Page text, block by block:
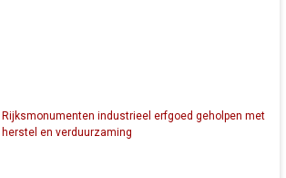
Rijksmonumenten industrieel erfgoed geholpen met
herstel en verduurzaming